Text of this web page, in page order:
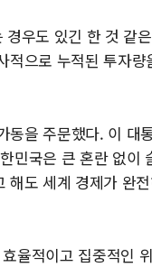
우도 있긴 한 것 같
으로 누적된 투자
을 주문했다. 이 대
민국은 큰 혼란 없이
도 세계 경제가 완
율적이고 집중적인